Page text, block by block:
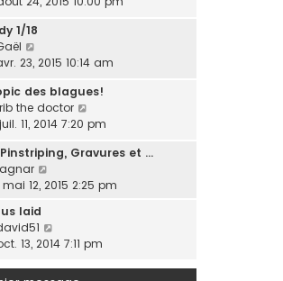
s
s
a
g
e
n
r
e
s
s
g
e
n
r
e
s
e
e
r
n
e
r
s
1/18
o
r
l
e
e
r
n
i
e
r
e
23, 2015 10:14 am
des blagues!
the doctor
o
r
e
n
i
11, 2014 7:20 pm
Gravures et …
o
l
e
d
12, 2015 2:25 pm
laid
o
13, 2014 7:11 pm